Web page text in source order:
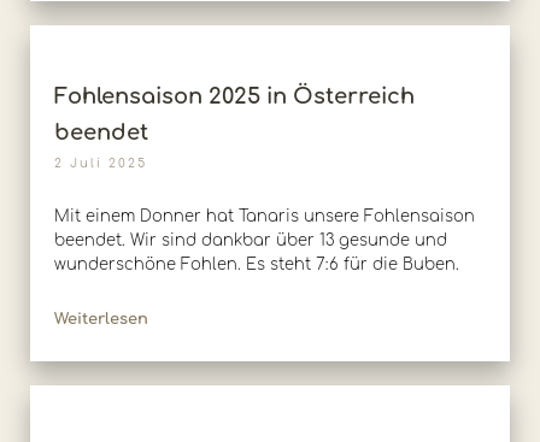
Fohlensaison 2025 in Österreich
beendet
2 Juli 2025
Mit einem Donner hat Tanaris unsere Fohlensaison
beendet. Wir sind dankbar über 13 gesunde und
wunderschöne Fohlen. Es steht 7:6 für die Buben.
Weiterlesen